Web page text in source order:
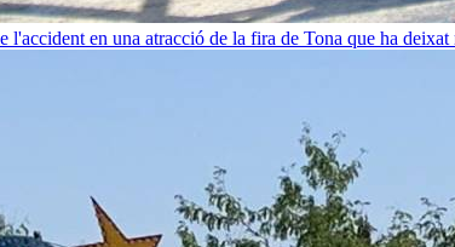
l'accident en una atracció de la fira de Tona que ha